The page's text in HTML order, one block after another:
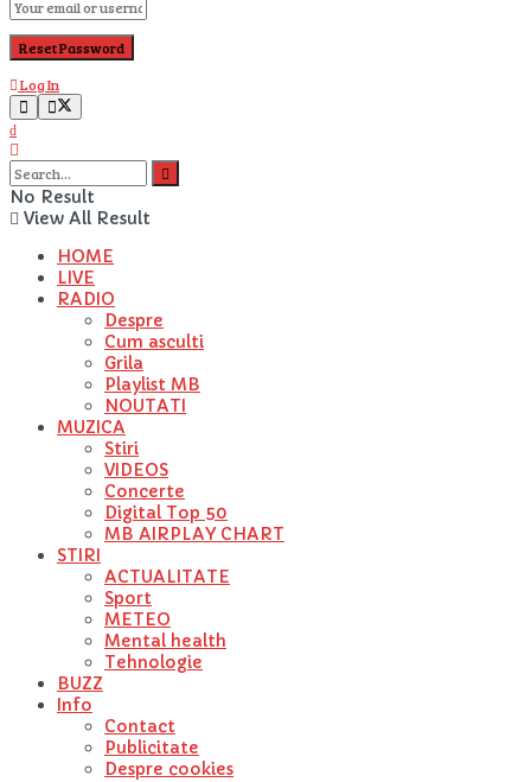
Log In
No Result
View All Result
HOME
LIVE
RADIO
Despre
Cum asculti
Grila
Playlist MB
NOUTATI
MUZICA
Stiri
VIDEOS
Concerte
Digital Top 50
MB AIRPLAY CHART
STIRI
ACTUALITATE
Sport
METEO
Mental health
Tehnologie
BUZZ
Info
Contact
Publicitate
Despre cookies